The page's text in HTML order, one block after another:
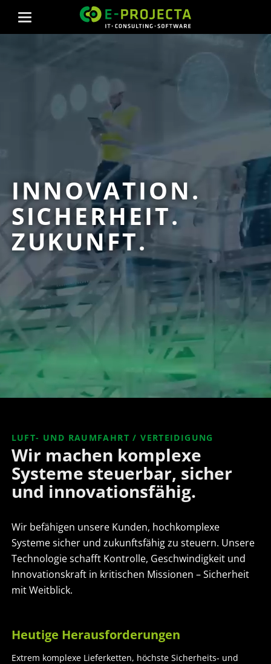
INNOVATION.
SICHERHEIT.
ZUKUNFT.
LUFT- UND RAUMFAHRT / VERTEIDIGUNG
Wir machen komplexe
Systeme steuerbar, sicher
und innovationsfähig.
Wir befähigen unsere Kunden, hochkomplexe
Systeme sicher und zukunftsfähig zu steuern. Unsere
Technologie schafft Kontrolle, Geschwindigkeit und
Innovationskraft in kritischen Missionen – Sicherheit
mit Weitblick.
Heutige Herausforderungen
Extrem komplexe Lieferketten, höchste Sicherheits- und